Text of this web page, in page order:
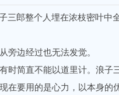
郎整个人埋在浓枝密叶中
边经过也无法发觉。
简直不能以道里计。浪子
在要用的是心力，以本身的